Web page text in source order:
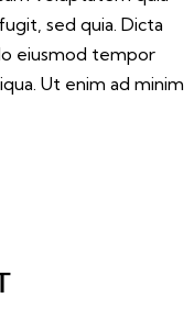
sed quia. Dicta
eiusmod tempor
Ut enim ad minim